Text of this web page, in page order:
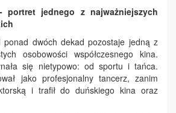
portret jednego z najważniejszych
ponad dwóch dekad pozostaje jedną z
osobowości współczesnego kina.
się nietypowo: od sportu i tańca.
jako profesjonalny tancerz, zanim
i trafił do duńskiego kina oraz